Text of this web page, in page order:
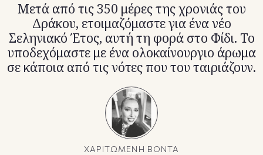
Μετά από τις 350 μέρες της χρονιάς του
Δράκου, ετοιμαζόμαστε για ένα νέο
Σεληνιακό Έτος, αυτή τη φορά στο Φίδι. Το
υποδεχόμαστε με ένα ολοκαίνουργιο άρωμα
σε κάποια από τις νότες που του ταιριάζουν.
ΧΑΡΙΤΩΜΕΝΗ ΒΟΝΤΑ